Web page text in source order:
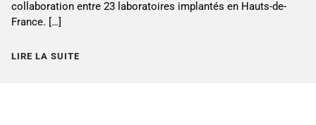
collaboration entre 23 laboratoires implantés en Hauts-de-
France. […]
LIRE LA SUITE